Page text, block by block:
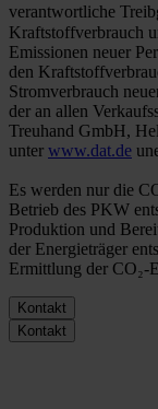
verantwortliche
Kraftstoffverbrauch
Emissionen neuer
den
Stromverbrauch
der an allen
Treuhand GmbH,
unter www.dat.de
Es werden nur die
Betrieb des PKW
Produktion und
der Energieträger
Ermittlung der CO₂-
Kontakt
Kontakt